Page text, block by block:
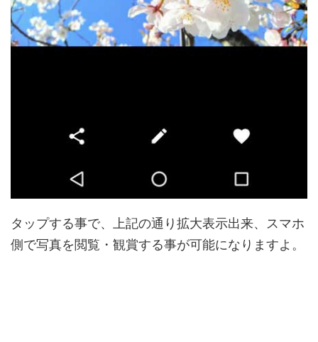
タップする事で、上記の通り拡大表示出来、スマホ
側で写真を閲覧・観賞する事が可能になりますよ。